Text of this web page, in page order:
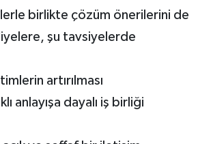
birlikte çözüm önerilerini de
şu tavsiyelerde
artırılması
anlayışa dayalı iş birliği